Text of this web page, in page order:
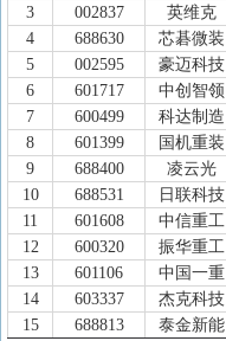
3
002837 英维克
4
688630 芯碁微装
5
002595 豪迈科技
6
601717 中创智领
7
600499 科达制造
8
601399 国机重装
9
688400 凌云光
10
688531 日联科技
11
601608 中信重工
12
600320 振华重工
13
601106 中国一重
14
603337 杰克科技
15
688813 泰金新能